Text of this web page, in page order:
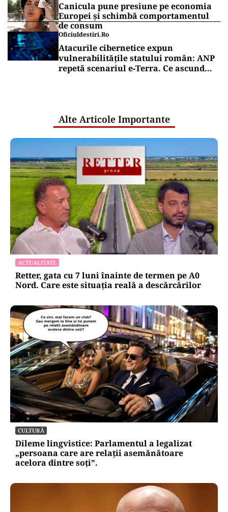
Canicula pune presiune pe economia
Europei și schimbă comportamentul
de consum
Oficiuldestiri.ro
Atacurile cibernetice expun
vulnerabilitățile statului român: ANP
repetă scenariul e‑Terra. Ce ascund
Alte Articole Importante
ACTUALITATE
Retter, gata cu 7 luni înainte de termen pe A0
Nord. Care este situația reală a descărcărilor
CULTURĂ
Dileme lingvistice: Parlamentul a legalizat
„persoana care are relații asemănătoare
acelora dintre soți”.